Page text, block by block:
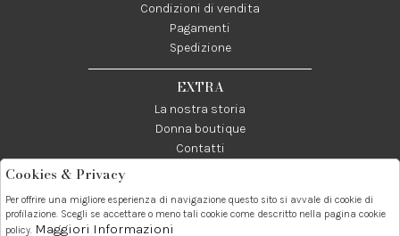
Condizioni di vendita
Pagamenti
Spedizione
EXTRA
La nostra storia
Donna boutique
Contatti
Telefono:
089237858
Whatsapp:
3338855601
Contatti:
info@donna1981.it
Cookies & Privacy
Per offrire una migliore esperienza di navigazione questo sito si avvale di cookie di
profilazione. Scegli se accettare o meno tali cookie come descritto nella pagina cookie
policy. Maggiori Informazioni